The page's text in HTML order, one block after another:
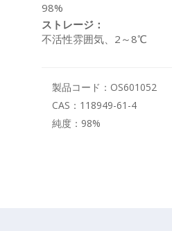
98%
ストレージ：
不活性雰囲気、2～8℃
製品コード： OS601052
CAS： 118949-61-4
純度： 98%